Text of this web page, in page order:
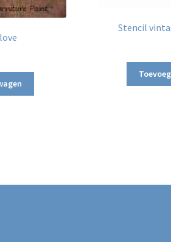
Stencil